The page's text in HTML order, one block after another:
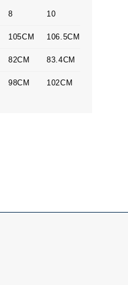
8 10
105CM 106.5CM
82CM 83.4CM
98CM 102CM